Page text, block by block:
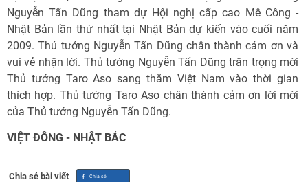
Nguyễn Tấn Dũng tham dự Hội nghị cấp cao Mê Công -
Nhật Bản lần thứ nhất tại Nhật Bản dự kiến vào cuối năm
2009. Thủ tướng Nguyễn Tấn Dũng chân thành cảm ơn và
vui vẻ nhận lời. Thủ tướng Nguyễn Tấn Dũng trân trọng mời
Thủ tướng Taro Aso sang thăm Việt Nam vào thời gian
thích hợp. Thủ tướng Taro Aso chân thành cảm ơn lời mời
của Thủ tướng Nguyễn Tấn Dũng.
VIỆT ĐÔNG - NHẬT BẮC
Chia sẻ bài viết